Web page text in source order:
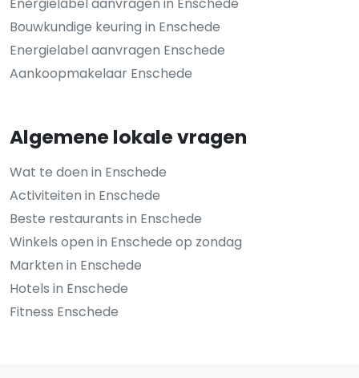
Bouwkundige keuring in Enschede
Energielabel aanvragen Enschede
Aankoopmakelaar Enschede
Algemene lokale vragen
Wat te doen in Enschede
Activiteiten in Enschede
Beste restaurants in Enschede
Winkels open in Enschede op zondag
Markten in Enschede
Hotels in Enschede
Fitness Enschede